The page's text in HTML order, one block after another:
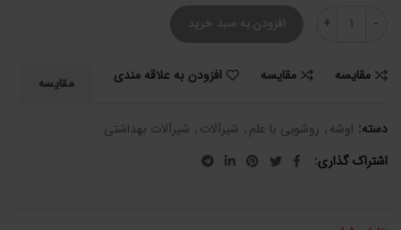
روشویی با علم تورمالین عددافزودن به سبد خرید
مقایسه مقایسه افزودن به علاقه مندی مقایسه
دسته: اوشه, روشویی با علم, شیرآلات, شیرآلات بهداشتی
اشتراک گذاری